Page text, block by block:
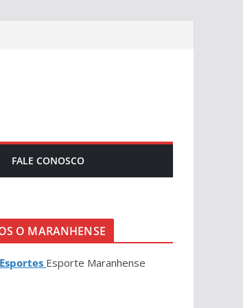
FALE CONOSCO
O MARANHENSE
Esporte Maranhense